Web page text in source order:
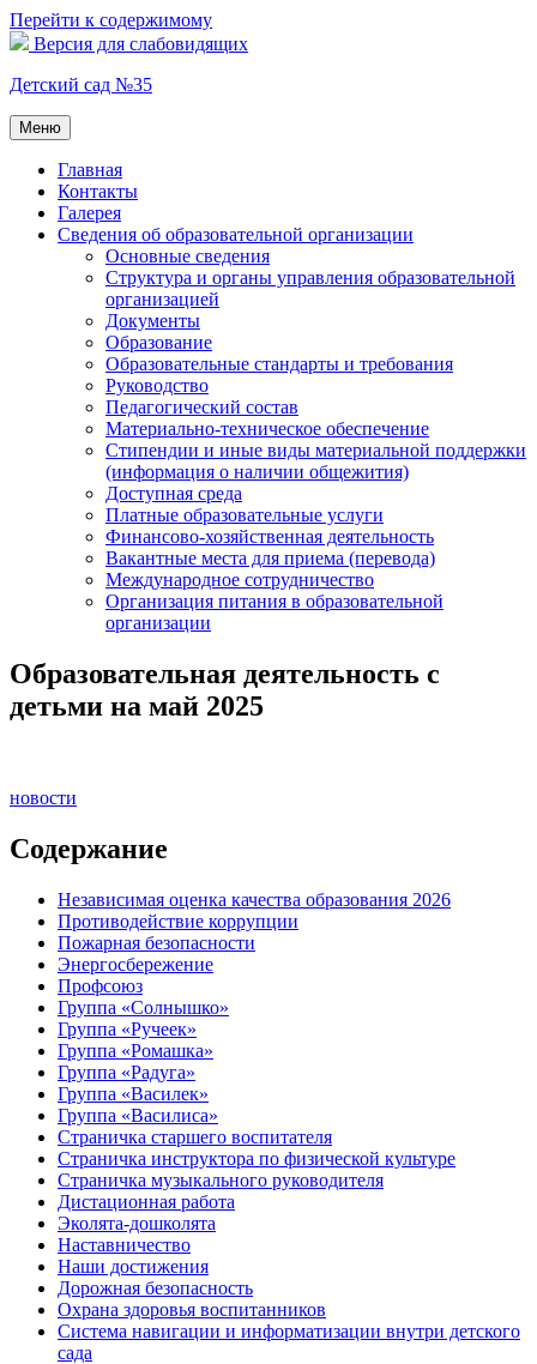
Перейти к содержимому
Версия для слабовидящих
Детский сад №35
Меню
Главная
Контакты
Галерея
Сведения об образовательной организации
Основные сведения
Структура и органы управления образовательной
организацией
Документы
Образование
Образовательные стандарты и требования
Руководство
Педагогический состав
Материально-техническое обеспечение
Стипендии и иные виды материальной поддержки
(информация о наличии общежития)
Доступная среда
Платные образовательные услуги
Финансово-хозяйственная деятельность
Вакантные места для приема (перевода)
Международное сотрудничество
Организация питания в образовательной
организации
Образовательная деятельность с
детьми на май 2025
новости
Содержание
Независимая оценка качества образования 2026
Противодействие коррупции
Пожарная безопасности
Энергосбережение
Профсоюз
Группа «Солнышко»
Группа «Ручеек»
Группа «Ромашка»
Группа «Радуга»
Группа «Василек»
Группа «Василиса»
Страничка старшего воспитателя
Страничка инструктора по физической культуре
Страничка музыкального руководителя
Дистационная работа
Эколята-дошколята
Наставничество
Наши достижения
Дорожная безопасность
Охрана здоровья воспитанников
Система навигации и информатизации внутри детского
сада